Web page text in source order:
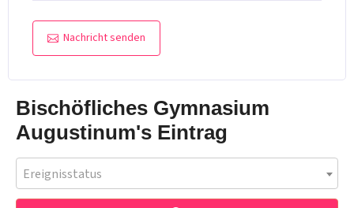
Nachricht senden
Bischöfliches Gymnasium
Augustinum's Eintrag
Ereignisstatus